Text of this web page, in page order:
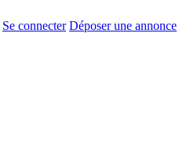
Se connecter Déposer une annonce